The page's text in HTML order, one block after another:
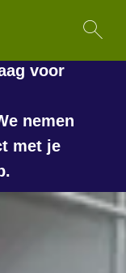
voor
nemen
met je